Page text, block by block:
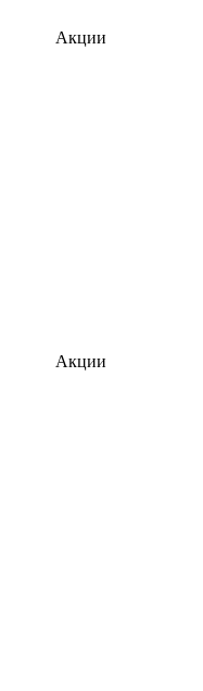
Акции
Акции